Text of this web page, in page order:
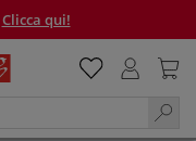
Clicca qui!